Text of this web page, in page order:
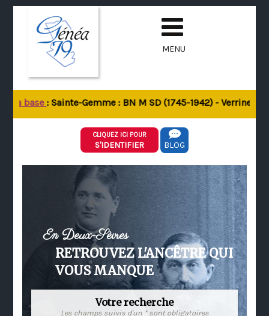
MENU
la base: Sainte-Gemme : BN M SD (1745-1942) - Verrines-
CLIQUEZ ICI POUR
S'IDENTIFIER BLOG
En Deux-Sèvres
RETROUVEZ L'ANCÊTRE QUI
VOUS MANQUE
Votre recherche
Les champs suivis d'un * sont obligatoires